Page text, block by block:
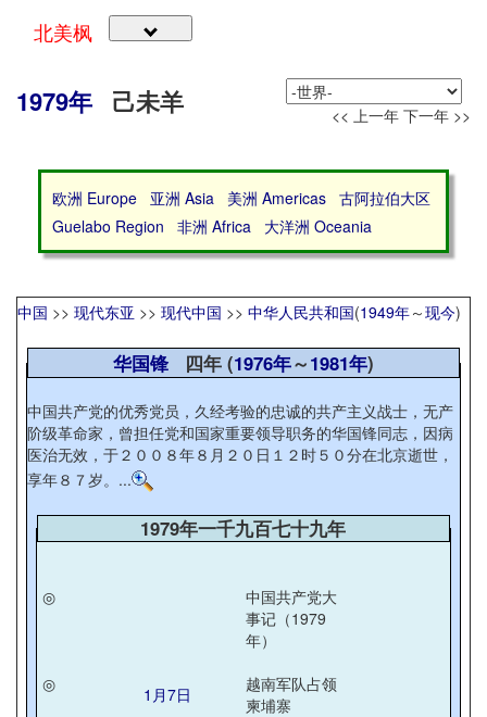
北美枫
1979年 己未羊 << 上一年 下一年 >>
欧洲 Europe 亚洲 Asia 美洲 Americas
古阿拉伯大区
Guelabo Region
非洲 Africa 大洋洲 Oceania
中国 >> 现代东亚 >> 现代中国 >> 中华人民共和国(1949年～现今)
华国锋四年 (1976年～1981年)
中国共产党的优秀党员，久经考验的忠诚的共产主义战士，无产
阶级革命家，曾担任党和国家重要领导职务的华国锋同志，因病
医治无效，于２００８年８月２０日１２时５０分在北京逝世，
享年８７岁。...
1979年一千九百七十九年
◎
中国共产党大
事记（1979
年）
◎
1月7日
越南军队占领
柬埔寨